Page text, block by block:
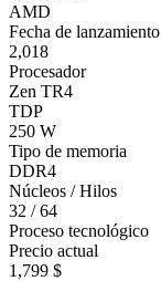
AMD
Fecha de lanzamiento
2,018
Procesador
Zen TR4
TDP
250 W
Tipo de memoria
DDR4
Núcleos / Hilos
32 / 64
Proceso tecnológico
Precio actual
1,799 $